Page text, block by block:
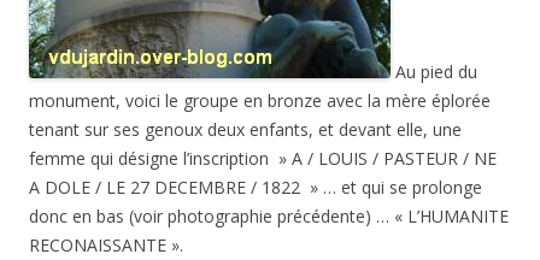
Au pied du
monument, voici le groupe en bronze avec la mère éplorée
tenant sur ses genoux deux enfants, et devant elle, une
femme qui désigne l’inscription » A / LOUIS / PASTEUR / NE
A DOLE / LE 27 DECEMBRE / 1822 » … et qui se prolonge
donc en bas (voir photographie précédente) … « L’HUMANITE
RECONAISSANTE ».